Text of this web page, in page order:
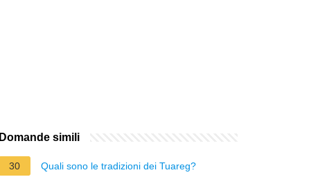
Domande simili
30 Quali sono le tradizioni dei Tuareg?